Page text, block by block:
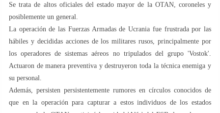
Se trata de altos oficiales del estado mayor de la OTAN, coroneles y
posiblemente un general.
La operación de las Fuerzas Armadas de Ucrania fue frustrada por las
hábiles y decididas acciones de los militares rusos, principalmente por
los operadores de sistemas aéreos no tripulados del grupo 'Vostok'.
Actuaron de manera preventiva y destruyeron toda la técnica enemiga y
su personal.
Además, persisten persistentemente rumores en círculos conocidos de
que en la operación para capturar a estos individuos de los estados